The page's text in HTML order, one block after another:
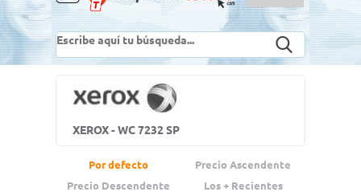
XEROX - WC 7232 SP
Por defecto
Precio Ascendente
Precio Descendente
Los + Recientes